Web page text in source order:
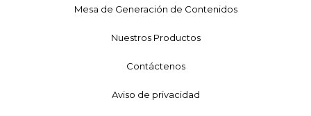
Mesa de Generación de Contenidos
Nuestros Productos
Contáctenos
Aviso de privacidad